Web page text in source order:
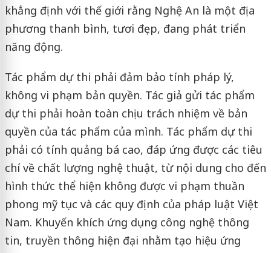
khẳng định với thế giới rằng Nghệ An là một địa
phương thanh bình, tươi đẹp, đang phát triển
năng động.
Tác phẩm dự thi phải đảm bảo tính pháp lý,
không vi phạm bản quyền. Tác giả gửi tác phẩm
dự thi phải hoàn toàn chịu trách nhiệm về bản
quyền của tác phẩm của mình. Tác phẩm dự thi
phải có tính quảng bá cao, đáp ứng được các tiêu
chí về chất lượng nghệ thuật, từ nội dung cho đến
hình thức thể hiện không được vi phạm thuần
phong mỹ tục và các quy định của pháp luật Việt
Nam. Khuyến khích ứng dụng công nghệ thông
tin, truyền thông hiện đại nhằm tạo hiệu ứng